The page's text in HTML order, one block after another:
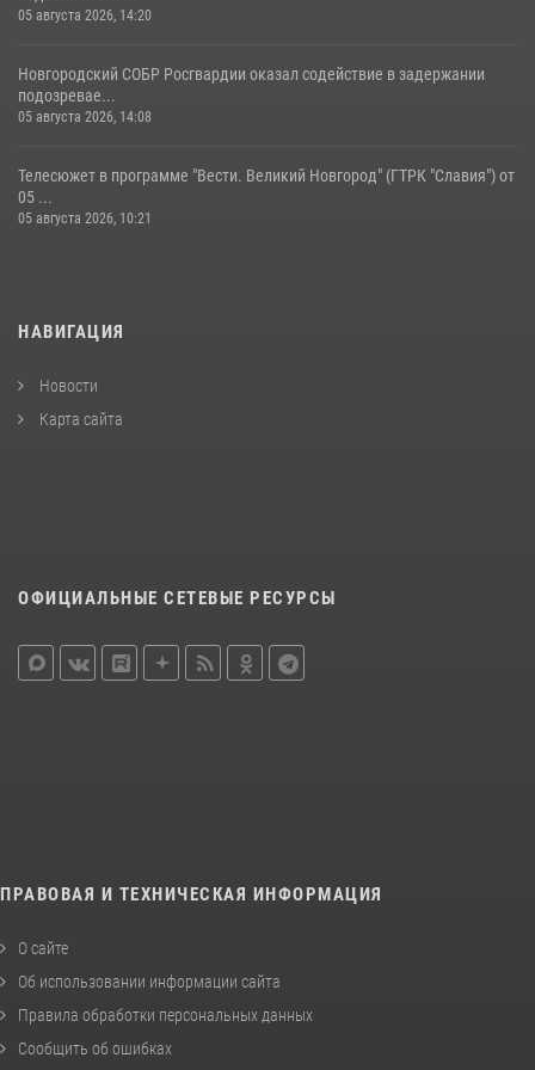
05 августа 2026, 14:20
Новгородский СОБР Росгвардии оказал содействие в задержании
подозревае...
05 августа 2026, 14:08
Телесюжет в программе "Вести. Великий Новгород" (ГТРК "Славия") от
05 ...
05 августа 2026, 10:21
НАВИГАЦИЯ
Новости
Карта сайта
ОФИЦИАЛЬНЫЕ СЕТЕВЫЕ РЕСУРСЫ
ПРАВОВАЯ И ТЕХНИЧЕСКАЯ ИНФОРМАЦИЯ
О сайте
Об использовании информации сайта
Правила обработки персональных данных
Сообщить об ошибках